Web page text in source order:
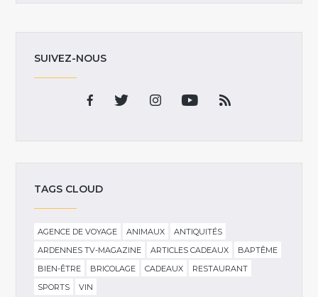
SUIVEZ-NOUS
TAGS CLOUD
AGENCE DE VOYAGE ANIMAUX
ANTIQUITÉS
ARDENNES TV-MAGAZINE
ARTICLES CADEAUX
BAPTÊME
BIEN-ÊTRE
BRICOLAGE CADEAUX
RESTAURANT
SPORTS
VIN